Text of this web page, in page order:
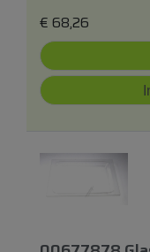
€ 68,26